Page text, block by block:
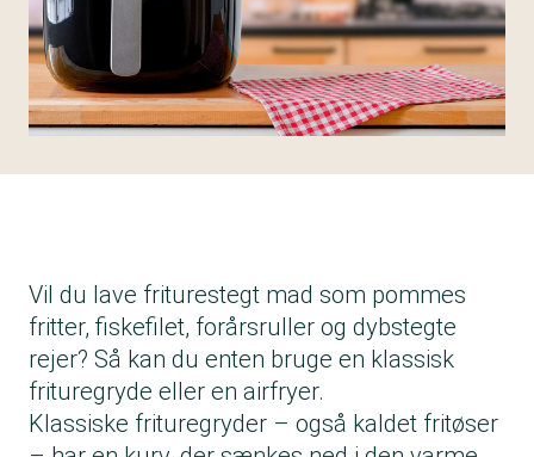
Vil du lave friturestegt mad som pommes
fritter, fiskefilet, forårsruller og dybstegte
rejer? Så kan du enten bruge en klassisk
frituregryde eller en airfryer.
Klassiske frituregryder – også kaldet fritøser